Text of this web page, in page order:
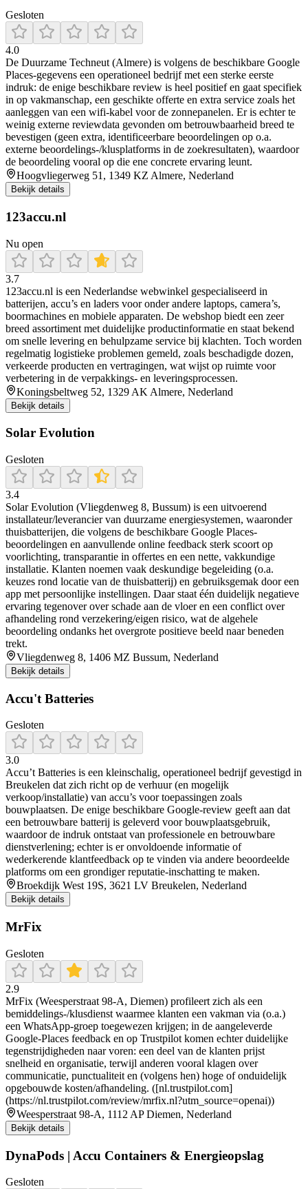
Gesloten
4.0
De Duurzame Techneut (Almere) is volgens de beschikbare Google
Places-gegevens een operationeel bedrijf met een sterke eerste
indruk: de enige beschikbare review is heel positief en gaat specifiek
in op vakmanschap, een geschikte offerte en extra service zoals het
aanleggen van een wifi-kabel voor de zonnepanelen. Er is echter te
weinig externe reviewdata gevonden om betrouwbaarheid breed te
bevestigen (geen extra, identificeerbare beoordelingen op o.a.
externe beoordelings-/klusplatforms in de zoekresultaten), waardoor
de beoordeling vooral op die ene concrete ervaring leunt.
Hoogvliegerweg 51, 1349 KZ Almere, Nederland
Bekijk details
123accu.nl
Nu open
3.7
123accu.nl is een Nederlandse webwinkel gespecialiseerd in
batterijen, accu’s en laders voor onder andere laptops, camera’s,
boormachines en mobiele apparaten. De webshop biedt een zeer
breed assortiment met duidelijke productinformatie en staat bekend
om snelle levering en behulpzame service bij klachten. Toch worden
regelmatig logistieke problemen gemeld, zoals beschadigde dozen,
verkeerde producten en vertragingen, wat wijst op ruimte voor
verbetering in de verpakkings- en leveringsprocessen.
Koningsbeltweg 52, 1329 AK Almere, Nederland
Bekijk details
Solar Evolution
Gesloten
3.4
Solar Evolution (Vliegdenweg 8, Bussum) is een uitvoerend
installateur/leverancier van duurzame energiesystemen, waaronder
thuisbatterijen, die volgens de beschikbare Google Places-
beoordelingen en aanvullende online feedback sterk scoort op
voorlichting, transparantie in offertes en een nette, vakkundige
installatie. Klanten noemen vaak deskundige begeleiding (o.a.
keuzes rond locatie van de thuisbatterij) en gebruiksgemak door een
app met persoonlijke instellingen. Daar staat één duidelijk negatieve
ervaring tegenover over schade aan de vloer en een conflict over
afhandeling rond verzekering/eigen risico, wat de algehele
beoordeling ondanks het overgrote positieve beeld naar beneden
trekt.
Vliegdenweg 8, 1406 MZ Bussum, Nederland
Bekijk details
Accu't Batteries
Gesloten
3.0
Accu’t Batteries is een kleinschalig, operationeel bedrijf gevestigd in
Breukelen dat zich richt op de verhuur (en mogelijk
verkoop/installatie) van accu’s voor toepassingen zoals
bouwplaatsen. De enige beschikbare Google-review geeft aan dat
een betrouwbare batterij is geleverd voor bouwplaatsgebruik,
waardoor de indruk ontstaat van professionele en betrouwbare
dienstverlening; echter is er onvoldoende informatie of
wederkerende klantfeedback op te vinden via andere beoordeelde
platforms om een grondiger reputatie-inschatting te maken.
Broekdijk West 19S, 3621 LV Breukelen, Nederland
Bekijk details
MrFix
Gesloten
2.9
MrFix (Weesperstraat 98-A, Diemen) profileert zich als een
bemiddelings-/klusdienst waarmee klanten een vakman via (o.a.)
een WhatsApp-groep toegewezen krijgen; in de aangeleverde
Google-Places feedback en op Trustpilot komen echter duidelijke
tegenstrijdigheden naar voren: een deel van de klanten prijst
snelheid en organisatie, terwijl anderen vooral klagen over
communicatie, punctualiteit en (volgens hen) hoge of onduidelijk
opgebouwde kosten/afhandeling. ([nl.trustpilot.com]
(https://nl.trustpilot.com/review/mrfix.nl?utm_source=openai))
Weesperstraat 98-A, 1112 AP Diemen, Nederland
Bekijk details
DynaPods | Accu Containers & Energieopslag
Gesloten